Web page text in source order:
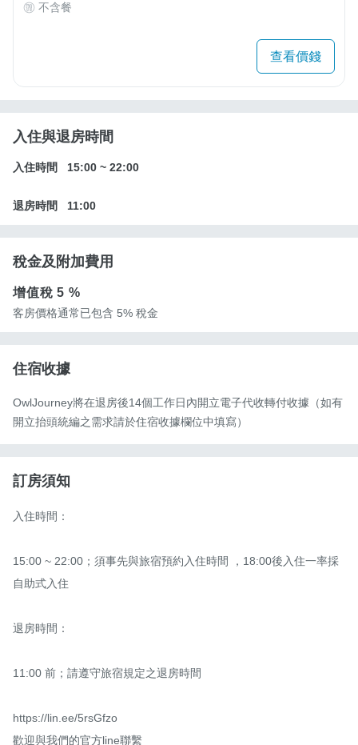
不含餐
查看價錢
入住與退房時間
入住時間 15:00 ~ 22:00
退房時間 11:00
稅金及附加費用
增值稅5 %
客房價格通常已包含 5% 稅金
住宿收據
OwlJourney將在退房後14個工作日內開立電子代收轉付收據（如有
開立抬頭統編之需求請於住宿收據欄位中填寫）
訂房須知
入住時間：
15:00 ~ 22:00；須事先與旅宿預約入住時間 ，18:00後入住一率採
自助式入住
退房時間：
11:00 前；請遵守旅宿規定之退房時間
https://lin.ee/5rsGfzo
歡迎與我們的官方line聯繫